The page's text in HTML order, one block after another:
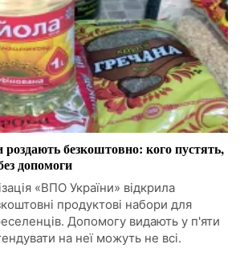
роздають безкоштовно: кого пустять,
допомоги
«ВПО України» відкрила
продуктові набори для
Допомогу видають у п'яти
на неї можуть не всі.